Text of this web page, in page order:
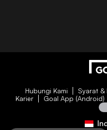
Hubungi Kami Syarat &
Karier
Goal App (Android)